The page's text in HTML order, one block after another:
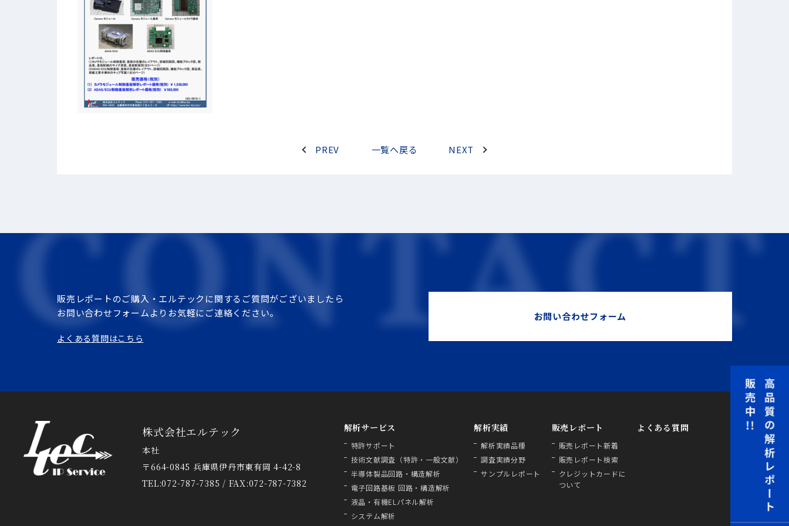
PREV 一覧へ戻る NEXT
販売レポートのご購入・エルテックに関するご質問がございましたら
お問い合わせフォームよりお気軽にご連絡ください。
よくある質問はこちら
お問い合わせフォーム
株式会社エルテック
本社
〒664-0845 兵庫県伊丹市東有岡 4-42-8
TEL:072-787-7385 / FAX:072-787-7382
解析サービス
特許サポート
技術文献調査（特許・一般文献）
半導体製品回路・構造解析
電子回路基板 回路・構造解析
液晶・有機ELパネル解析
システム解析
解析実績
解析実績品種
調査実績分野
サンプルレポート
販売レポート
販売レポート新着
販売レポート検索
クレジットカードに
ついて
よくある質問